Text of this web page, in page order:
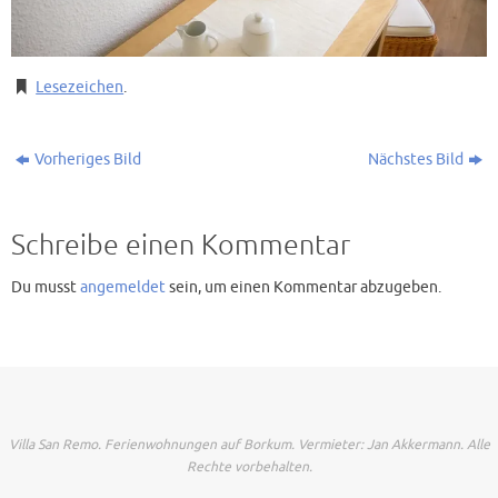
Lesezeichen.
Vorheriges Bild Nächstes Bild
Schreibe einen Kommentar
Du musstangemeldetsein, um einen Kommentar abzugeben.
Villa San Remo. Ferienwohnungen auf Borkum. Vermieter: Jan Akkermann. Alle
Rechte vorbehalten.